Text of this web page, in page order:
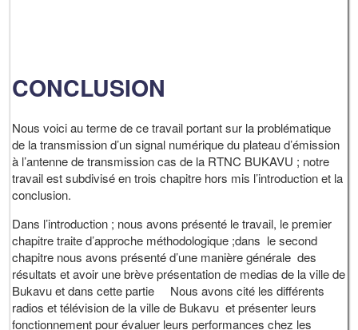
CONCLUSION
Nous voici au terme de ce travail portant sur la problématique
de la transmission d’un signal numérique du plateau d’émission
à l’antenne de transmission cas de la RTNC BUKAVU ; notre
travail est subdivisé en trois chapitre hors mis l’introduction et la
conclusion.
Dans l’introduction ; nous avons présenté le travail, le premier
chapitre traite d’approche méthodologique ;dans le second
chapitre nous avons présenté d’une manière générale des
résultats et avoir une brève présentation de medias de la ville de
Bukavu et dans cette partie Nous avons cité les différents
radios et télévision de la ville de Bukavu et présenter leurs
fonctionnement pour évaluer leurs performances chez les